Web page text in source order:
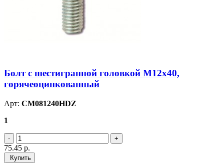
Болт с шестигранной головкой М12х40,
горячеоцинкованный
Арт: CM081240HDZ
1
75.45 р.
Купить